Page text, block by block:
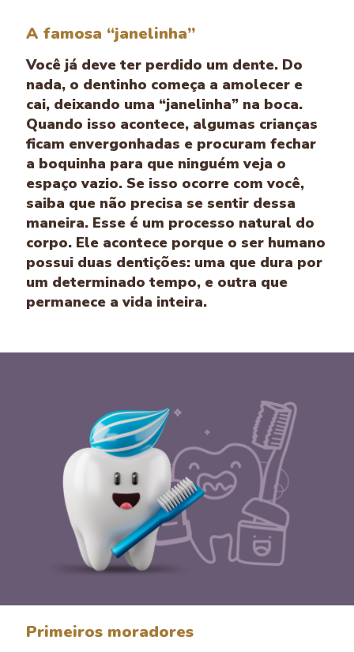
A famosa “janelinha”
Você já deve ter perdido um dente. Do
nada, o dentinho começa a amolecer e
cai, deixando uma “janelinha” na boca.
Quando isso acontece, algumas crianças
ficam envergonhadas e procuram fechar
a boquinha para que ninguém veja o
espaço vazio. Se isso ocorre com você,
saiba que não precisa se sentir dessa
maneira. Esse é um processo natural do
corpo. Ele acontece porque o ser humano
possui duas dentições: uma que dura por
um determinado tempo, e outra que
permanece a vida inteira.
Primeiros moradores